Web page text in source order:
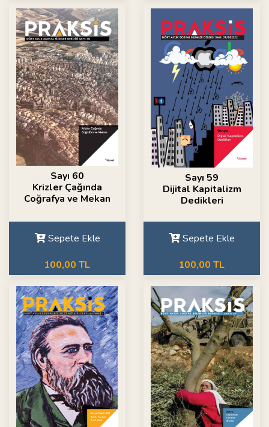
Sayı 60
Krizler Çağında
Coğrafya ve Mekan
Sepete Ekle
100,00 TL
Sayı 59
Dijital Kapitalizm
Dedikleri
Sepete Ekle
100,00 TL